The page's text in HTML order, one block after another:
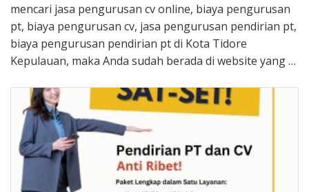
mencari jasa pengurusan cv online, biaya pengurusan
pt, biaya pengurusan cv, jasa pengurusan pendirian pt,
biaya pengurusan pendirian pt di Kota Tidore
Kepulauan, maka Anda sudah berada di website yang …